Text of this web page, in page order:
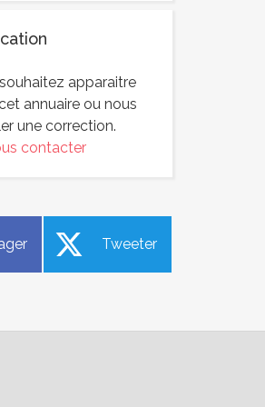
apparaitre
annuaire ou nous
une correction.
contacter
Tweeter